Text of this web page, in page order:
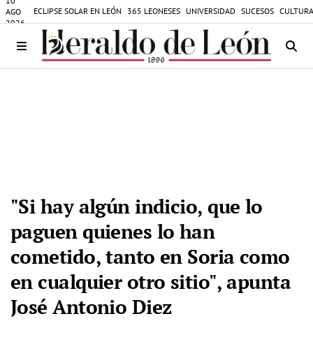
AGO
2026
ECLIPSE SOLAR EN LEÓN 365 LEONESES UNIVERSIDAD SUCESOS
"Si hay algún indicio, que lo
paguen quienes lo han
cometido, tanto en Soria como
en cualquier otro sitio", apunta
José Antonio Diez